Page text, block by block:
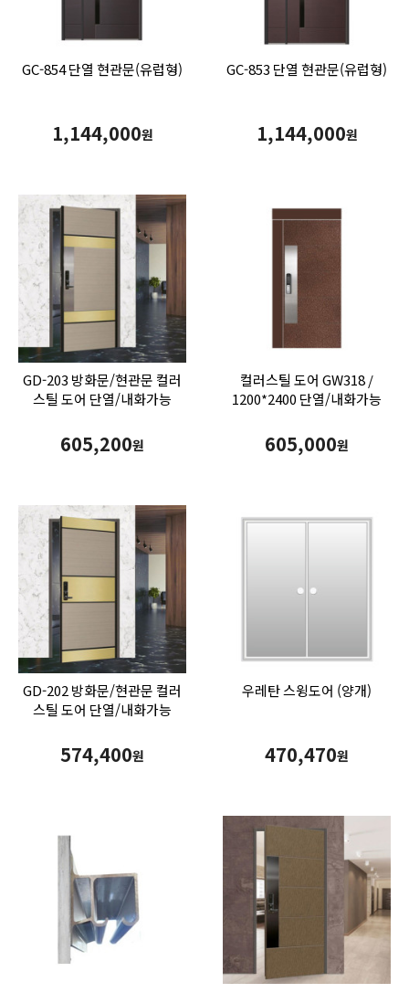
GC-854 단열 현관문(유럽형)
1,144,000원
GC-853 단열 현관문(유럽형)
1,144,000원
GD-203 방화문/현관문 컬러
스틸 도어 단열/내화가능
605,200원
컬러스틸 도어 GW318 /
1200*2400 단열/내화가능
605,000원
GD-202 방화문/현관문 컬러
스틸 도어 단열/내화가능
574,400원
우레탄 스윙도어 (양개)
470,470원